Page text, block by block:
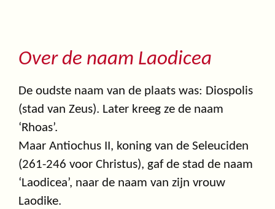
Over de naam Laodicea
De oudste naam van de plaats was: Diospolis
(stad van Zeus). Later kreeg ze de naam
‘Rhoas’.
Maar Antiochus II, koning van de Seleuciden
(261-246 voor Christus), gaf de stad de naam
‘Laodicea’, naar de naam van zijn vrouw
Laodike.